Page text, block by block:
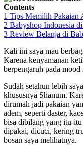
Contents
1 Tips Memilih Pakaian
2 Babyshop Indonesia
3 Review Belanja di
Kali ini saya mau
Karena kenyamanan
berpengaruh pada mood
Sudah setahun lebih
khususnya Shanum.
dirumah jadi pakaian
adem, seperti daster,
bisa dibilang yang itu-
dipakai, dicuci, kering
bosan saya melihatnya.